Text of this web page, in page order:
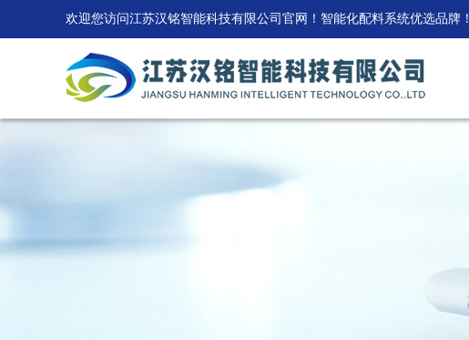
欢迎您访问江苏汉铭智能科技有限公司官网！智能化配料系统优选品牌！